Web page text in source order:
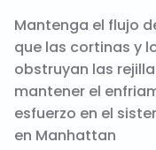
Mantenga el flujo
que las cortinas y
obstruyan las
mantener el
esfuerzo en el
en Manhattan